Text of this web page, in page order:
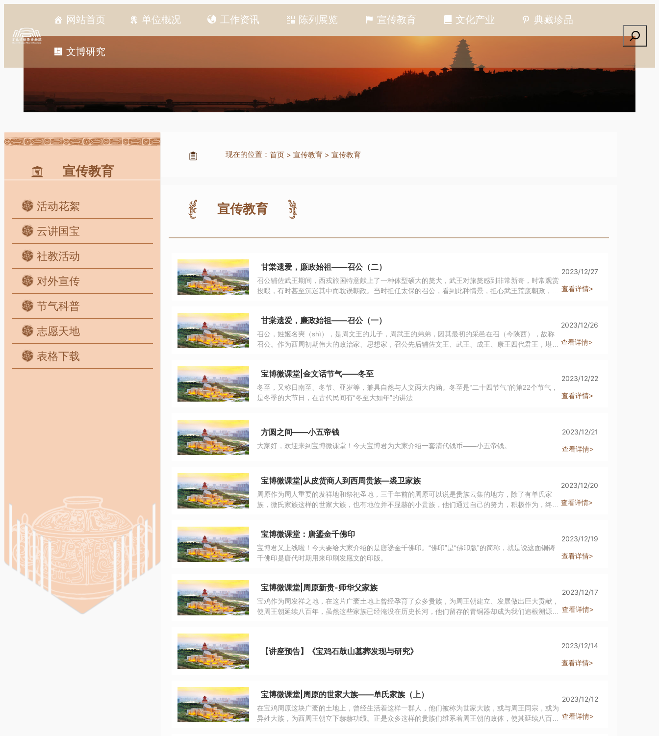
网站首页 单位概况 工作资讯 陈列展览 宣传教育 文化产业 典藏珍品
文博研究
搜索
宣传教育
活动花絮
云讲国宝
社教活动
对外宣传
节气科普
志愿天地
表格下载
现在的位置： 首页 > 宣传教育 > 宣传教育
宣传教育
甘棠遗爱，廉政始祖——召公（二）
召公辅佐武王期间，西戎旅国特意献上了一种体型硕大的獒犬，武王对旅獒感到非常新奇，时常观赏
投喂，有时甚至沉迷其中而耽误朝政。当时担任太保的召公，看到此种情景，担心武王荒废朝政，便
2023/12/27
查看详情>
甘棠遗爱，廉政始祖——召公（一）
召公，姓姬名奭（shì），是周文王的儿子，周武王的弟弟，因其最初的采邑在召（今陕西），故称
召公。作为西周初期伟大的政治家、思想家，召公先后辅佐文王、武王、成王、康王四代君王，堪称
2023/12/26
查看详情>
宝博微课堂|金文话节气——冬至
冬至，又称日南至、冬节、亚岁等，兼具自然与人文两大内涵。冬至是“二十四节气”的第22个节气，
是冬季的大节日，在古代民间有“冬至大如年”的讲法
2023/12/22
查看详情>
方圆之间——小五帝钱
大家好，欢迎来到宝博微课堂！今天宝博君为大家介绍一套清代钱币——小五帝钱。
2023/12/21
查看详情>
宝博微课堂|从皮货商人到西周贵族—裘卫家族
周原作为周人重要的发祥地和祭祀圣地，三千年前的周原可以说是贵族云集的地方，除了有单氏家
族，微氏家族这样的世家大族，也有地位并不显赫的小贵族，他们通过自己的努力，积极作为，终于
2023/12/20
查看详情>
宝博微课堂：唐鎏金千佛印
宝博君又上线啦！今天要给大家介绍的是唐鎏金千佛印。“佛印”是“佛印版”的简称，就是说这面铜铸
千佛印是唐代时期用来印刷发愿文的印版。
2023/12/19
查看详情>
宝博微课堂|周原新贵-师华父家族
宝鸡作为周发祥之地，在这片广袤土地上曾经孕育了众多贵族，为周王朝建立、发展做出巨大贡献，
使周王朝延续八百年，虽然这些家族已经淹没在历史长河，他们留存的青铜器却成为我们追根溯源的
2023/12/17
查看详情>
【讲座预告】《宝鸡石鼓山墓葬发现与研究》
2023/12/14
查看详情>
宝博微课堂|周原的世家大族——单氏家族（上）
在宝鸡周原这块广袤的土地上，曾经生活着这样一群人，他们被称为世家大族，或与周王同宗，或为
异姓大族，为西周王朝立下赫赫功绩。正是众多这样的贵族们维系着周王朝的政体，使其延续八百多
2023/12/12
查看详情>